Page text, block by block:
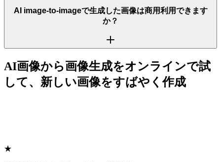
AI image-to-imageで生成した画像は商用利用できます
か？
AI画像から画像生成をオンラインで試
して、新しい画像をすばやく作成
★